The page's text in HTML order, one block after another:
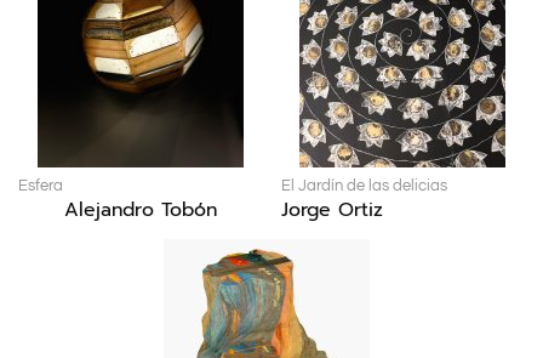
Esfera
Alejandro Tobón
El Jardín de las delicias
Jorge Ortiz